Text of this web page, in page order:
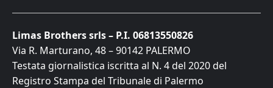
Limas Brothers srls – P.I. 06813550826
Via R. Marturano, 48 – 90142 PALERMO
Testata giornalistica iscritta al N. 4 del 2020 del
Registro Stampa del Tribunale di Palermo